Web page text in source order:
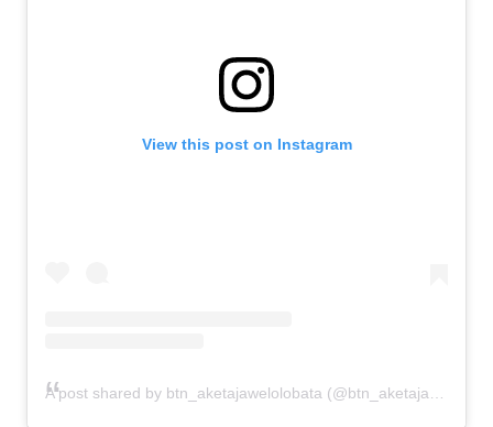
View this post on Instagram
A post shared by btn_aketajawelolobata (@btn_aketajawelolobata)